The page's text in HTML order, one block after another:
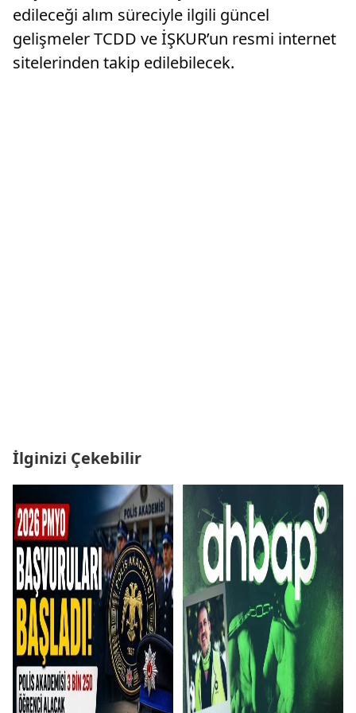
edileceği alım süreciyle ilgili güncel
gelişmeler TCDD ve İŞKUR’un resmi internet
sitelerinden takip edilebilecek.
İlginizi Çekebilir